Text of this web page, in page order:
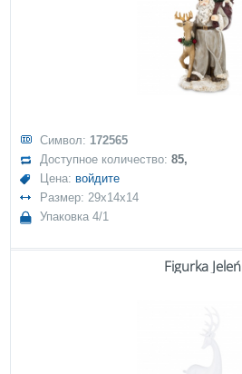
Символ: 172565
Доступное количество:85,
Цена: войдите
Размер: 29x14x14
Упаковка 4/1
Figurka Jeleń